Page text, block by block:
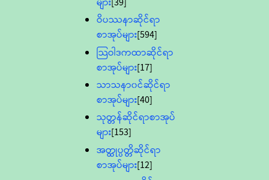
ဝိပဿနာဆိုင်ရာ
စာအုပ်များ[594]
သြဝါဒကထာဆိုင်ရာ
စာအုပ်များ[17]
သာသနာ၀င်ဆိုင်ရာ
စာအုပ်များ[40]
သုတ္တန်ဆိုင်ရာစာအုပ်
များ[153]
အတ္ထုပ္ပတ္တိဆိုင်ရာ
စာအုပ်များ[12]